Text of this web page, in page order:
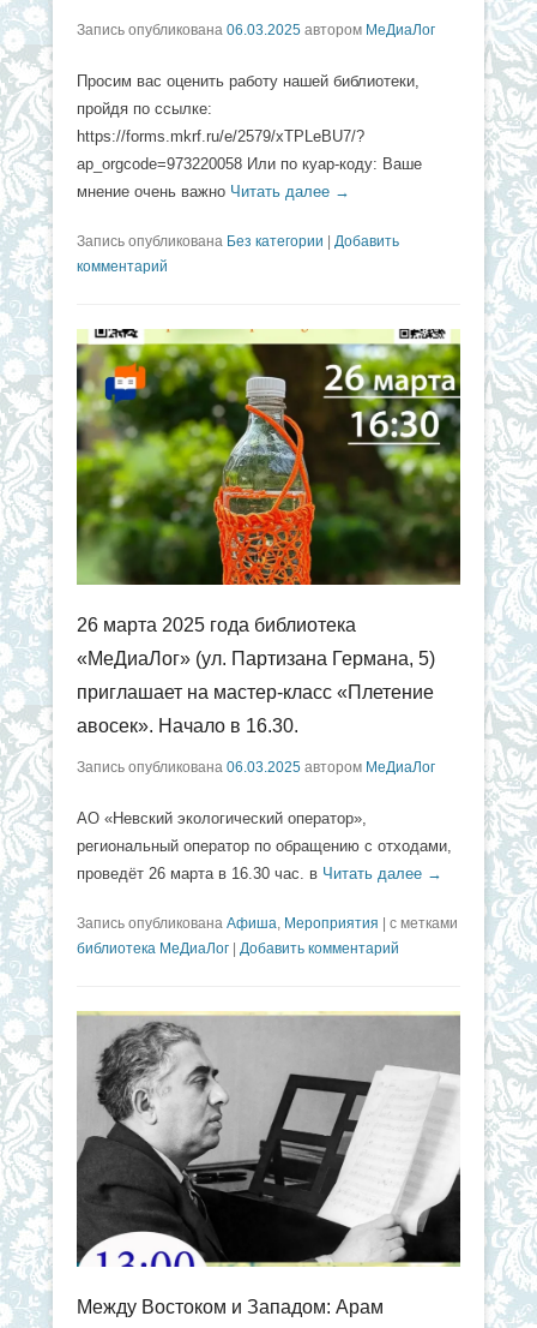
Запись опубликована 06.03.2025 автором МеДиаЛог
Просим вас оценить работу нашей библиотеки,
пройдя по ссылке:
https://forms.mkrf.ru/e/2579/xTPLeBU7/?
ap_orgcode=973220058 Или по куар-коду: Ваше
мнение очень важно Читать далее →
Запись опубликована Без категории
Добавить
комментарий
26 марта 2025 года библиотека
«МеДиаЛог» (ул. Партизана Германа, 5)
приглашает на мастер-класс «Плетение
авосек». Начало в 16.30.
Запись опубликована 06.03.2025 автором МеДиаЛог
АО «Невский экологический оператор»,
региональный оператор по обращению с отходами,
проведёт 26 марта в 16.30 час. в Читать далее →
Запись опубликована Афиша, Мероприятия
с метками
библиотека МеДиаЛог
Добавить комментарий
Между Востоком и Западом: Арам